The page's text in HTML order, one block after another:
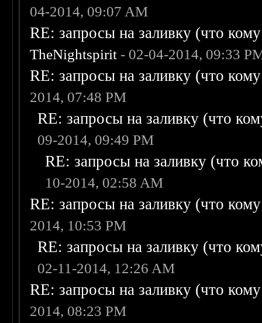
04-2014, 09:07 AM
RE: запросы на заливку (что
TheNightspirit - 02-04-2014, 09:33
RE: запросы на заливку (что
2014, 07:48 PM
RE: запросы на заливку (что
09-2014, 09:49 PM
RE: запросы на заливку (что
10-2014, 02:58 AM
RE: запросы на заливку (что
2014, 10:53 PM
RE: запросы на заливку (что
02-11-2014, 12:26 AM
RE: запросы на заливку (что
2014, 08:23 PM